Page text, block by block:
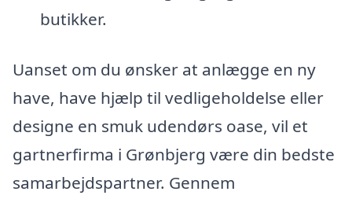
butikker.
Uanset om du ønsker at anlægge en ny
have, have hjælp til vedligeholdelse eller
designe en smuk udendørs oase, vil et
gartnerfirma i Grønbjerg være din bedste
samarbejdspartner. Gennem